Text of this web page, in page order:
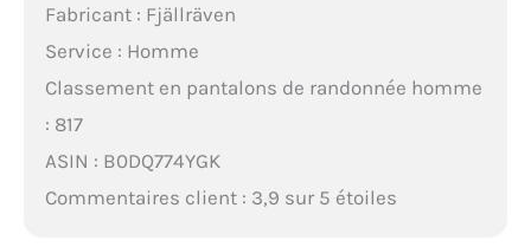
Fabricant : Fjällräven
Service : Homme
Classement en pantalons de randonnée homme
: 817
ASIN : B0DQ774YGK
Commentaires client : 3,9 sur 5 étoiles